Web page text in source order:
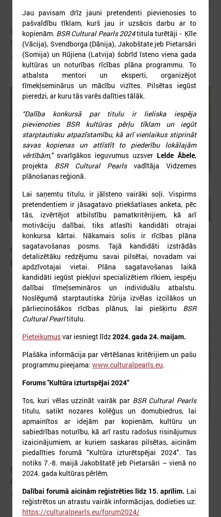
2026. gada 03. jūnijs
Aicina pašvaldības pieteikties mācībām "Drošība
sākas ar Tevi!"
Aicina pašvaldības pieteikties mācībām "Drošība sākas ar Tevi!"
2026. gada 26. maijs
Cildināti “Talkas cilts balvas” uzvarētāji un
pašvaldību koordinatori
Cildināti “Talkas cilts balvas” uzvarētāji un pašvaldību koordinatori
2026. gada 25. maijs
Pieejamas rīcības vadlīnijas institūcijām šūnu
apraides gadījumā
Pieejamas rīcības vadlīnijas institūcijām šūnu apraides gadījumā
Jau pavisam drīz jauni pretendenti pievienosies to
pašvaldību tīklam, kurš jau ir uzsācis darbu ar to
kopienām. BSR Cultural Pearls 2024titula turētāji - Ķīle
(Vācija), Svendborga (Dānija), Jakobštate jeb Pietarsāri
(Somija) un Rūjiena (Latvija) šobrīd īsteno viena gada
kultūras un noturības rīcības plāna programmu. To
atbalsta mentori un eksperti, organizējot
tīmekļseminārus un mācību vizītes. Pilsētas iegūst
pieredzi, ar kuru tās varēs dalīties tālāk.
“Dalība konkursā par titulu ir lieliska iespēja
pievienoties BSR kultūras pērļu tīklam un iegūt
starptautisku atpazīstamību, kā arī vienlaikus stiprināt
savas kopienas un attīstīt to piederību lokālajām
vērtībām,”svarīgākos ieguvumus uzsver Lelde Ābele,
projekta BSR Cultural Pearlsvadītāja Vidzemes
plānošanas reģionā.
Lai saņemtu titulu, ir jāīsteno vairāki soļi. Vispirms
pretendentiem ir jāsagatavo priekšatlases anketa, pēc
tās, izvērtējot atbilstību pamatkritērijiem, kā arī
motivāciju dalībai, tiks atlasīti kandidāti otrajai
konkursa kārtai. Nākamais solis ir rīcības plāna
sagatavošanas posms. Tajā kandidāti izstrādās
detalizētāku redzējumu savai pilsētai, novadam vai
apdzīvotajai vietai. Plāna sagatavošanas laikā
kandidāti iegūst piekļuvi specializētiem rīkiem, iespēju
dalībai tīmeļsemināros un individuālu atbalstu.
Noslēgumā starptautiska žūrija izvēlas izcilākos un
pārliecinošākos rīcības plānus, lai piešķirtu BSR
Cultural Pearltitulu.
Pieteikumusvar iesniegt līdz2024. gada 24. maijam.
Plašāka informācija par vērtēšanas kritērijiem un pašu
programmu pieejama: www.culturalpearls.eu.
Forums "Kultūra izturtspējai 2024”
Tos, kuri vēlas uzzināt vairāk par BSR Cultural Pearls
titulu, satikt nozares kolēģus un domubiedrus, lai
apmainītos ar idejām par kopienām, kultūru un
sabiedrības noturību, kā arī rastu radošus risinājumus
izaicinājumiem, ar kuriem saskaras pilsētas, aicinām
piedalīties forumā "Kultūra izturētspējai 2024". Tas
notiks 7.-8. maijā Jakobštatē jeb Pietarsāri – vienā no
2024. gada kultūras pērlēm.
Dalībai forumā aicinām reģistrēties līdz 15. aprīlim. Lai
reģistrētos un atrastu vairāk informācijas, dodieties uz:
https://culturalpearls.eu/forum2024/